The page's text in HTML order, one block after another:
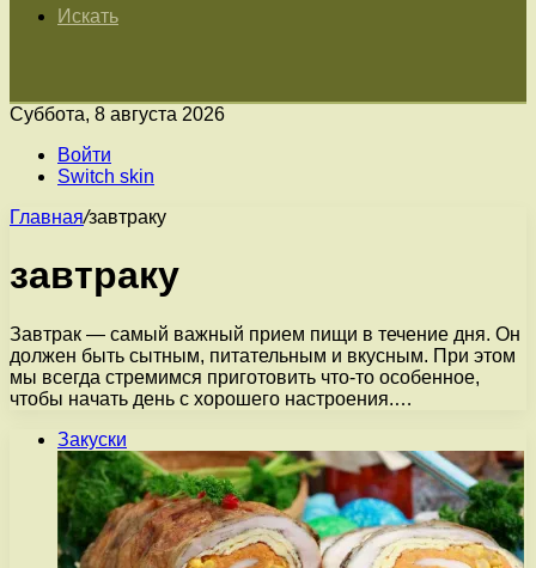
Искать
Суббота, 8 августа 2026
Войти
Switch skin
Главная/завтраку
завтраку
Завтрак — самый важный прием пищи в течение дня. Он
должен быть сытным, питательным и вкусным. При этом
мы всегда стремимся приготовить что-то особенное,
чтобы начать день с хорошего настроения.…
Закуски